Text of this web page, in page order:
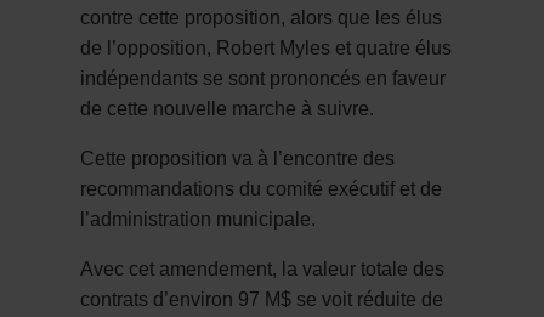
contre cette proposition, alors que les élus
de l’opposition, Robert Myles et quatre élus
indépendants se sont prononcés en faveur
de cette nouvelle marche à suivre.
Cette proposition va à l’encontre des
recommandations du comité exécutif et de
l’administration municipale.
Avec cet amendement, la valeur totale des
contrats d’environ 97 M$ se voit réduite de